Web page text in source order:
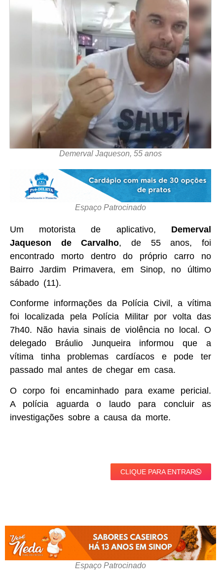
Demerval Jaqueson, 55 anos
Espaço Patrocinado
Um motorista de aplicativo, Demerval
Jaqueson de Carvalho, de 55 anos, foi
encontrado morto dentro do próprio carro no
Bairro Jardim Primavera, em Sinop, no último
sábado (11).
Conforme informações da Polícia Civil, a vítima
foi localizada pela Polícia Militar por volta das
7h40. Não havia sinais de violência no local. O
delegado Bráulio Junqueira informou que a
vítima tinha problemas cardíacos e pode ter
passado mal antes de chegar em casa.
O corpo foi encaminhado para exame pericial.
A polícia aguarda o laudo para concluir as
investigações sobre a causa da morte.
CLIQUE PARA ENTRAR
Espaço Patrocinado